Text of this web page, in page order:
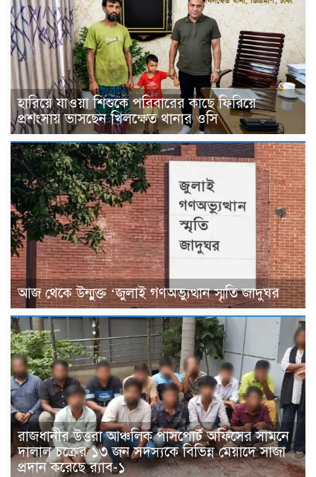
হারিয়ে যাওয়া শিশুকে পরিবারের কাছে ফিরিয়ে
প্রশংসায় ভাসছেন খিলক্ষেত থানার ওসি
আজ থেকে উন্মুক্ত ‘জুলাই গণঅভ্যুত্থান স্মৃতি জাদুঘর
রাজধানীর উত্তরা আঞ্চলিক পাসপোর্ট অফিসের সামনে
দালাল চক্রের ১৩ জন সদস্যকে বিভিন্ন মেয়াদে সাজা
প্রদান করেছে র‌্যাব-১